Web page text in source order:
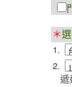
＊
1.
2.
遞